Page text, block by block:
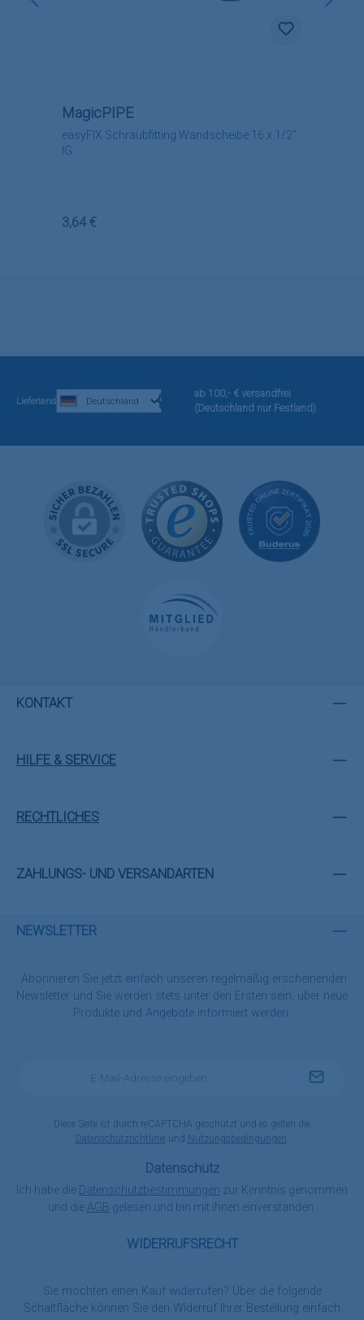
easyFIX Schraubfitting Wandscheibe 16 x 1/2"
IG
MagicPIPE
Regulärer Preis:
3,64 €
Lieferland
ab 100,- € versandfrei
(Deutschland nur Festland)
KONTAKT
HILFE & SERVICE
RECHTLICHES
ZAHLUNGS- UND VERSANDARTEN
WIDERRUFSRECHT
Sie möchten einen Kauf widerrufen? Über die folgende
Schaltfläche können Sie den Widerruf Ihrer Bestellung einfach
NEWSLETTER
Abonnieren Sie jetzt einfach unseren regelmäßig erscheinenden
Newsletter und Sie werden stets unter den Ersten sein, über neue
Produkte und Angebote informiert werden.
Diese Seite ist durch reCAPTCHA geschützt und es gelten die
Datenschutzrichtlinieund Nutzungsbedingungen
Datenschutz
Ich habe die Datenschutzbestimmungen zur Kenntnis genommen
und die AGB gelesen und bin mit ihnen einverstanden.